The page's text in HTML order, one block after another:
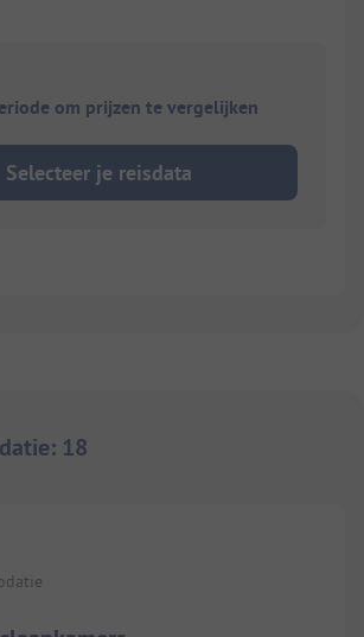
om prijzen te vergelijken
Selecteer je reisdata
: 18